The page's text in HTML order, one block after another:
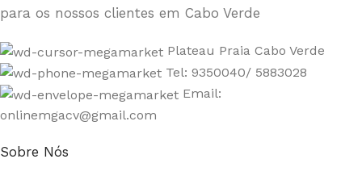
para os nossos clientes em Cabo Verde
Plateau Praia Cabo Verde
Tel: 9350040/ 5883028
Email:
onlinemgacv@gmail.com
Sobre Nós